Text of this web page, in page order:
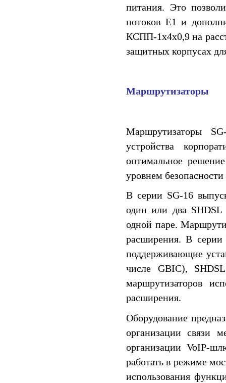
питания. Это
потоков E1 и
КСПП-1x4x0,9 на
защитных корпусах
Маршрутизаторы
Маршрутизаторы
устройства
оптимальное
уровнем
В серии SG-16
один или два SHDSL
одной паре.
расширения. В серии
поддерживающие
числе GBIC),
маршрутизаторов
расширения.
Оборудование
организации связи
организации VoIP-
работать в режиме
использования